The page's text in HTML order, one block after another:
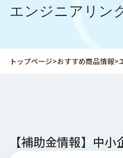
企
報
り
組
エンジニアリン
トップページ>おすすめ商品情報>
【補助金情報】中